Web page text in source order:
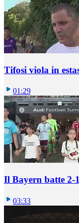
Tifosi viola in
01:29
Il Bayern batte
03:33